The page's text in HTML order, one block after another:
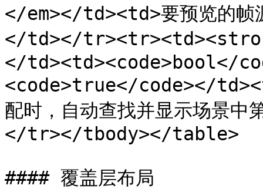
</em></td><td>要预览的帧
</td></
</td><td><code>bool</
<code>true</code></
配时，自动查找并显示场景
</tr></tbody></table>
#### 覆盖层布局